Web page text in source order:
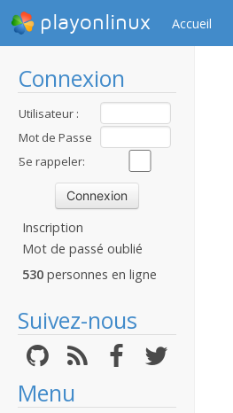
playonlinux Accueil
Connexion
Utilisateur :
Mot de Passe
:Se rappeler:
Inscription
Mot de passé oublié
530 personnes en ligne
Suivez-nous
Menu